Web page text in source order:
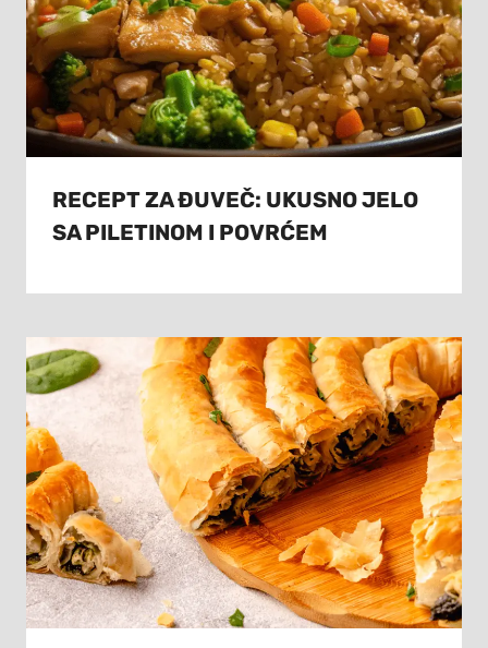
RECEPT ZA ĐUVEČ: UKUSNO JELO
SA PILETINOM I POVRĆEM